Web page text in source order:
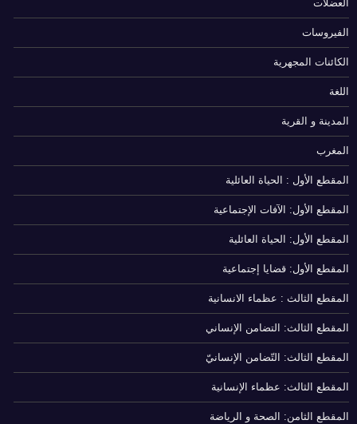
العضلات
الفيروسات
الكائنات المجهرية
اللغة
المدينة و القرية
المغرب
المقطع الأول : الحياة العائلية
المقطع الأول: الآفات الإجتماعية
المقطع الأول: الحياة العائلية
المقطع الأول: قضايا إجتماعية
المقطع الثالث : عظماء الانسانية
المقطع الثالث: التضامن الإنساني
المقطع الثالث: التّضامن الإنسانيّ
المقطع الثالث: عظماء الإنسانية
المقطع الثامن: الصحة و الرياضة